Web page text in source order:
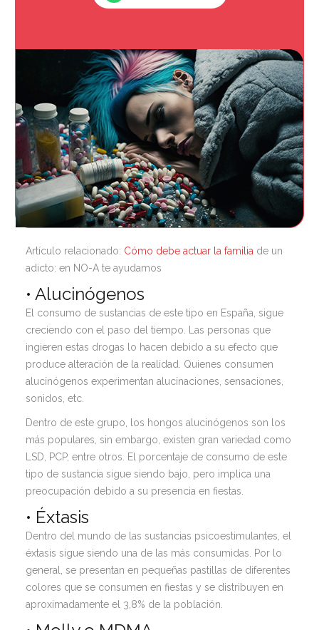
Artículo relacionado: Cómo debe actuar la familia de un
adicto: en NO-A te ayudamos
• Alucinógenos
El consumo de sustancias de este tipo en España, sigue
creciendo con el paso del tiempo. Las personas que
ingieren estas drogas lo hacen debido a su efecto que
produce alteración de la realidad. Quienes consumen
alucinógenos experimentan alucinaciones, sensaciones,
sonidos, etc.
Dentro de este grupo, los hongos alucinógenos son los
más populares, sin embargo, existen gran variedad como
LSD, PCP, entre otros. El porcentaje de consumo de este
tipo de sustancia sigue siendo bajo, pero implica una
preocupación debido a su presencia en fiestas.
• Éxtasis
Dentro del mundo de las sustancias psicoestimulantes, el
éxtasis sigue siendo una de las más consumidas. Por lo
general, se presentan en pequeñas pastillas de diferentes
colores que se consumen en fiestas y se distribuyen en
aproximadamente el 3,8% de la población.